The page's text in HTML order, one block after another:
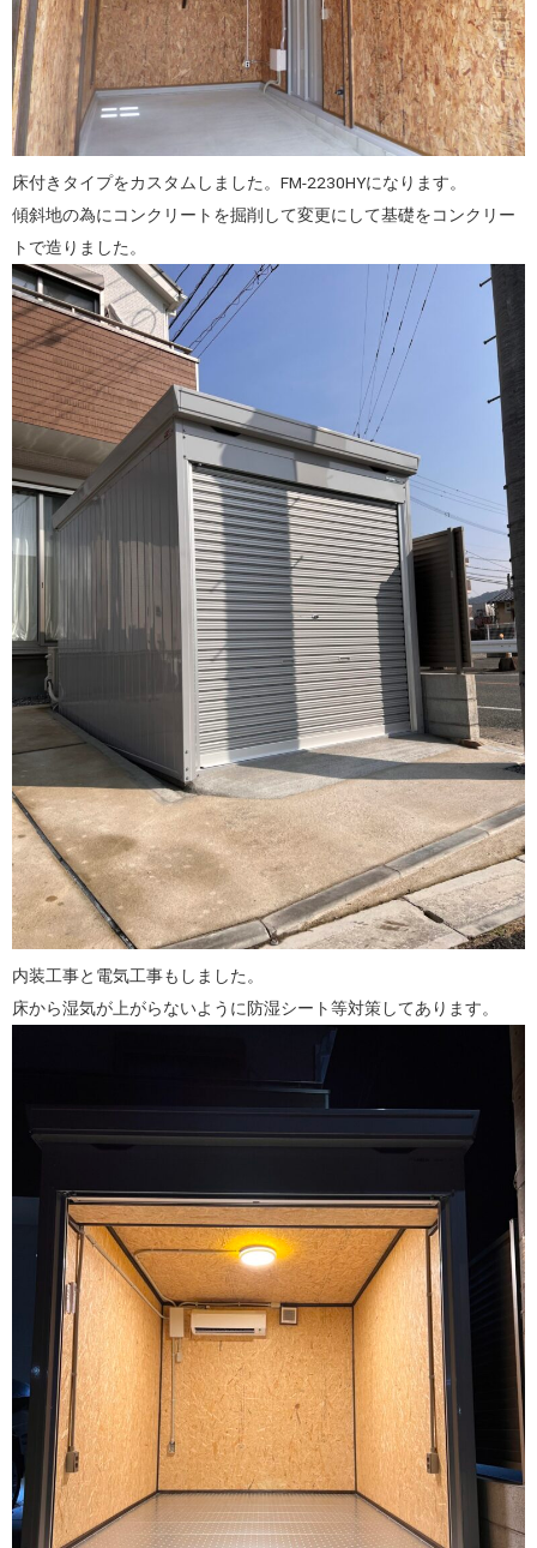
床付きタイプをカスタムしました。FM-2230HYになります。
傾斜地の為にコンクリートを掘削して変更にして基礎をコンクリー
トで造りました。
内装工事と電気工事もしました。
床から湿気が上がらないように防湿シート等対策してあります。